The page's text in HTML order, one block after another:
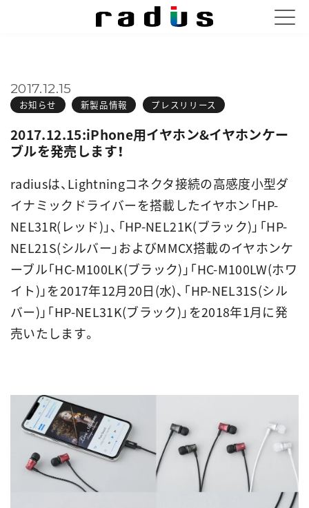
お知らせ 新製品情報 プレスリリース
2017.12.15
2017.12.15:iPhone用イヤホン&イヤホンケー
ブルを発売します！
radiusは、Lightningコネクタ接続の高感度小型ダ
イナミックドライバーを搭載したイヤホン「HP-
NEL31R(レッド)」、「HP-NEL21K(ブラック)」「HP-
NEL21S(シルバー」およびMMCX搭載のイヤホンケ
ーブル「HC-M100LK(ブラック)」「HC-M100LW(ホワ
イト)」を2017年12月20日(水)、「HP-NEL31S(シル
バー)」「HP-NEL31K(ブラック)」を2018年1月に発
売いたします。